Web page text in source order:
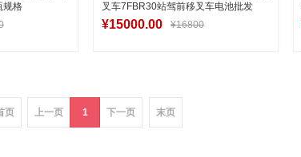
规格
叉车7FBR30站驾前移叉车电池批发
¥15000.00 ¥16800
页 上一页 1 下一页 末页